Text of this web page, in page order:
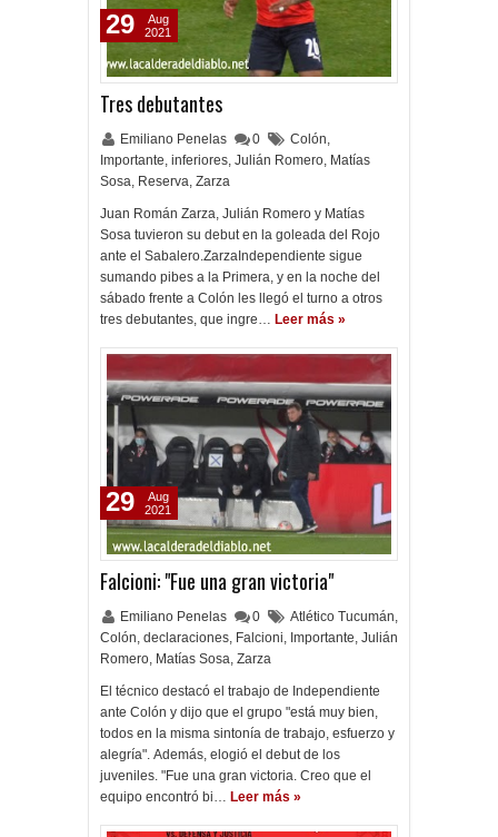
Tres debutantes
Emiliano Penelas 0 Colón,
Importante, inferiores, Julián Romero, Matías
Sosa, Reserva, Zarza
Juan Román Zarza, Julián Romero y Matías
Sosa tuvieron su debut en la goleada del Rojo
ante el Sabalero.ZarzaIndependiente sigue
sumando pibes a la Primera, y en la noche del
sábado frente a Colón les llegó el turno a otros
tres debutantes, que ingre… Leer más »
29
Aug
2021
Falcioni: "Fue una gran victoria"
Emiliano Penelas 0 Atlético Tucumán,
Colón, declaraciones, Falcioni, Importante, Julián
Romero, Matías Sosa, Zarza
El técnico destacó el trabajo de Independiente
ante Colón y dijo que el grupo "está muy bien,
todos en la misma sintonía de trabajo, esfuerzo y
alegría". Además, elogió el debut de los
juveniles. "Fue una gran victoria. Creo que el
equipo encontró bi… Leer más »
29
Aug
2021